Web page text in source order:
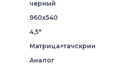
черный
960x540
4,5"
Матрица+тачскрин
Аналог